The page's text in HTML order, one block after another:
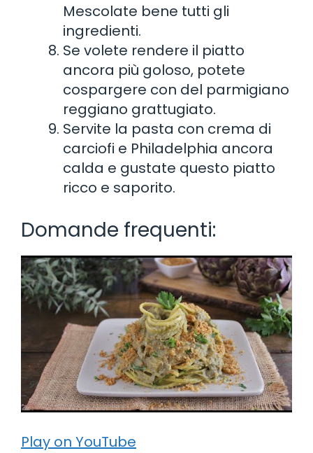
Mescolate bene tutti gli
ingredienti.
Se volete rendere il piatto
ancora più goloso, potete
cospargere con del parmigiano
reggiano grattugiato.
Servite la pasta con crema di
carciofi e Philadelphia ancora
calda e gustate questo piatto
ricco e saporito.
Domande frequenti:
Play on YouTube